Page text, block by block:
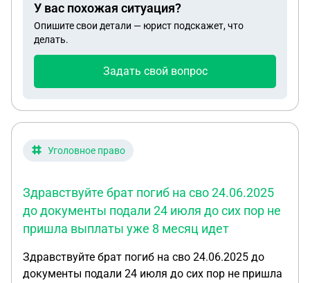
У вас похожая ситуация?
Опишите свои детали — юрист подскажет, что
делать.
Задать свой вопрос
Уголовное право
Здравствуйте брат погиб на сво 24.06.2025
до документы подали 24 июля до сих пор не
пришла выплаты уже 8 месяц идет
Здравствуйте брат погиб на сво 24.06.2025 до
документы подали 24 июля до сих пор не пришла